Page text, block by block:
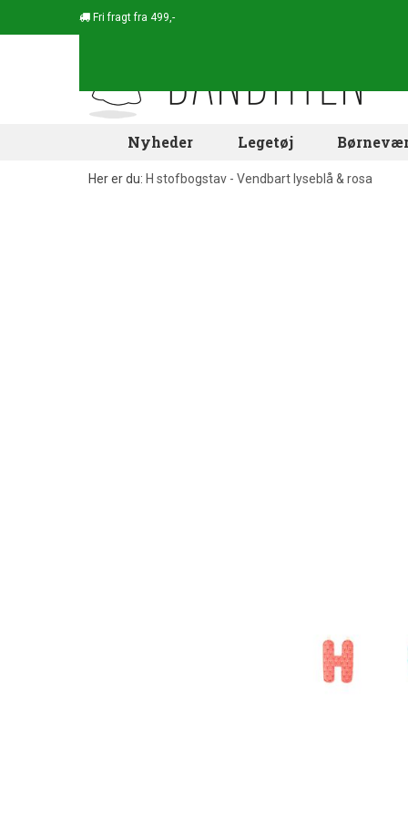
Fri fragt fra 499,-
Nyheder Legetøj
Her er du: H stofbogstav - Vendbart lyseblå & rosa